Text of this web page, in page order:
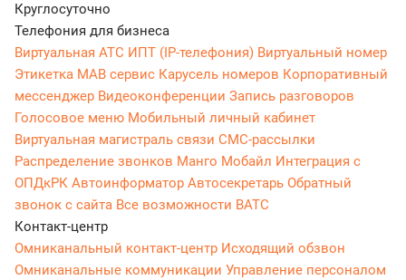
Круглосуточно
Телефония для бизнеса
Виртуальная АТС ИПТ (IP-телефония) Виртуальный номер
Этикетка МАВ сервис Карусель номеров Корпоративный
мессенджер Видеоконференции Запись разговоров
Голосовое меню Мобильный личный кабинет
Виртуальная магистраль связи СМС-рассылки
Распределение звонков Манго Мобайл Интеграция с
ОПДкРК Автоинформатор Автосекретарь Обратный
звонок с сайта Все возможности ВАТС
Контакт-центр
Омниканальный контакт-центр Исходящий обзвон
Омниканальные коммуникации Управление персоналом